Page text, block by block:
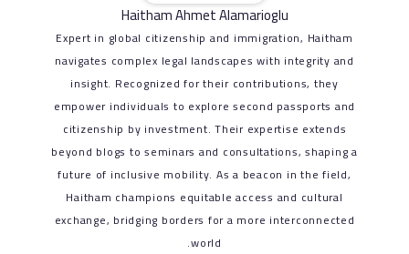
Haitham Ahmet Alamarioglu
Expert in global citizenship and immigration, Haitham
navigates complex legal landscapes with integrity and
insight. Recognized for their contributions, they
empower individuals to explore second passports and
citizenship by investment. Their expertise extends
beyond blogs to seminars and consultations, shaping a
future of inclusive mobility. As a beacon in the field,
Haitham champions equitable access and cultural
exchange, bridging borders for a more interconnected
world.